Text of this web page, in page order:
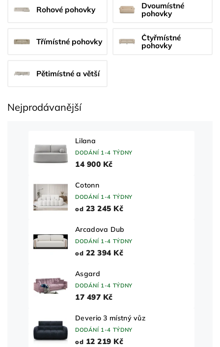
Rohové pohovky
Dvoumístné
pohovky
Třímístné pohovky
Čtyřmístné
pohovky
Pětimístné a větší
Nejprodávanější
Lilana
DODÁNÍ 1-4 TÝDNY
14 900 Kč
Cotonn
DODÁNÍ 1-4 TÝDNY
od 23 245 Kč
Arcadova Dub
DODÁNÍ 1-4 TÝDNY
od 22 394 Kč
Asgard
DODÁNÍ 1-4 TÝDNY
17 497 Kč
Deverio 3 místný vůz
DODÁNÍ 1-4 TÝDNY
od 12 219 Kč